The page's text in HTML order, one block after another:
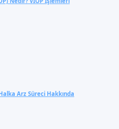
Arz Süreci Hakkında